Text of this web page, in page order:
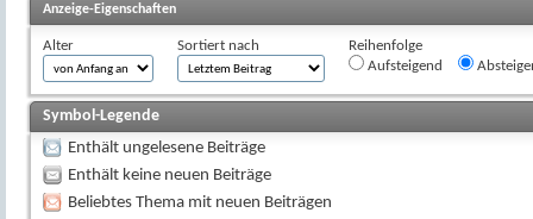
Anzeige-Eigenschaften
Alter Sortiert nach
Reihenfolge
Aufsteigend
Symbol-Legende
Enthält ungelesene Beiträge
Enthält keine neuen Beiträge
Beliebtes Thema mit neuen Beiträgen